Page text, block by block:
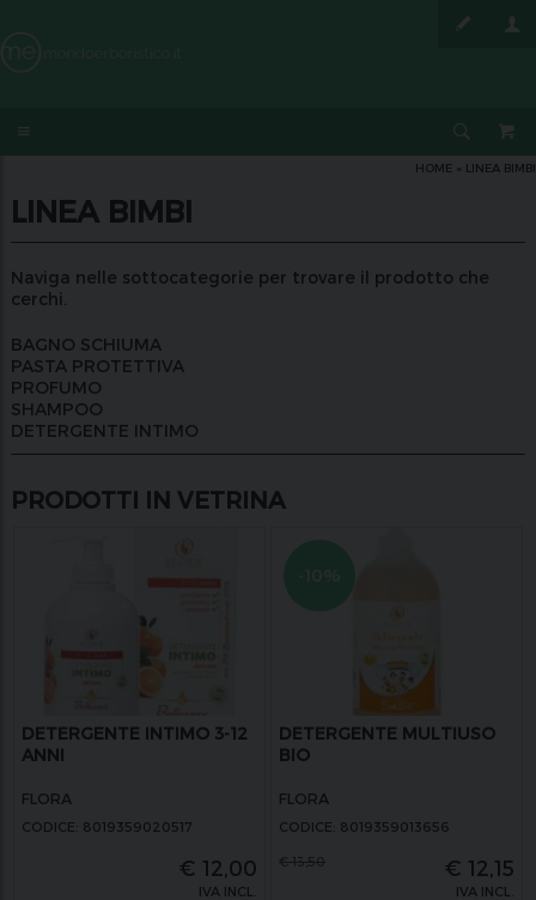
HOME » LINEA BIMBI
LINEA BIMBI
Naviga nelle sottocategorie per trovare il prodotto che
cerchi.
BAGNO SCHIUMA
PASTA PROTETTIVA
PROFUMO
SHAMPOO
DETERGENTE INTIMO
PRODOTTI IN VETRINA
DETERGENTE INTIMO 3-12
ANNI
FLORA
CODICE: 8019359020517
€ 12,00
IVA INCL.
DETERGENTE MULTIUSO
BIO
FLORA
CODICE: 8019359013656
€ 12,15
IVA INCL.